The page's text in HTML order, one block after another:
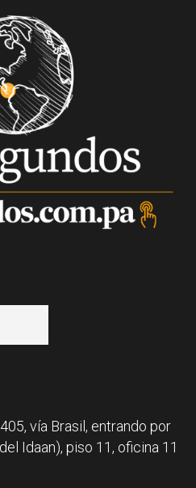
vía Brasil, entrando por
Idaan), piso 11, oficina 11